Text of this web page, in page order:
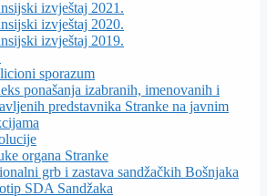
izvještaj 2021.
izvještaj 2020.
izvještaj 2019.
sporazum
ponašanja izabranih, imenovanih i
predstavnika Stranke na javnim
organa Stranke
grb i zastava sandžačkih Bošnjaka
SDA Sandžaka